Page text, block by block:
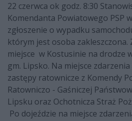
22 czerwca ok godz. 8:30
Komendanta Powiatowego PSP
zgłoszenie o wypadku
którym jest osoba zakleszczona.
miejsce w Kostusinie na drodze
gm. Lipsko. Na miejsce
zastępy ratownicze z Komendy
Ratowniczo - Gaśniczej
Lipsku oraz Ochotnicza Straż
Po dojeździe na miejsce